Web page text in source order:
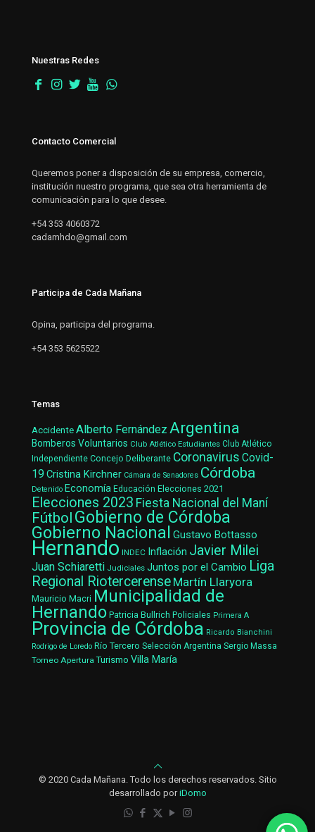
Nuestras Redes
Contacto Comercial
Queremos poner a disposición de su empresa, comercio,
institución nuestro programa, que sea otra herramienta de
comunicación para lo que desee.
+54 353 4060372
cadamhdo@gmail.com
Participa de Cada Mañana
Opina, participa del programa.
+54 353 5625522
Temas
AccidenteAlberto Fernández Argentina
Bomberos Voluntarios Club Atlético Estudiantes Club Atlético
Independiente Concejo Deliberante Coronavirus Covid-
19 Cristina Kirchner Cámara de Senadores Córdoba
Detenido Economía Educación Elecciones 2021
Elecciones 2023 Fiesta Nacional del Maní
Fútbol Gobierno de Córdoba
Gobierno Nacional Gustavo Bottasso
Hernando INDEC Inflación Javier Milei
Juan Schiaretti Judiciales Juntos por el Cambio Liga
Regional Riotercerense Martín Llaryora
Mauricio Macri Municipalidad de
Hernando Patricia Bullrich Policiales Primera A
Provincia de Córdoba Ricardo Bianchini
Rodrigo de Loredo Río Tercero Selección Argentina Sergio Massa
Torneo Apertura Turismo Villa María
© 2020 Cada Mañana. Todo los derechos reservados. Sitio
desarrollado poriDomo